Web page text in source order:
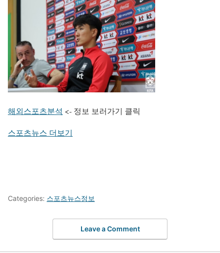
해외스포츠분석 <- 정보 보러가기 클릭
스포츠뉴스 더보기
Categories: 스포츠뉴스정보
Leave a Comment